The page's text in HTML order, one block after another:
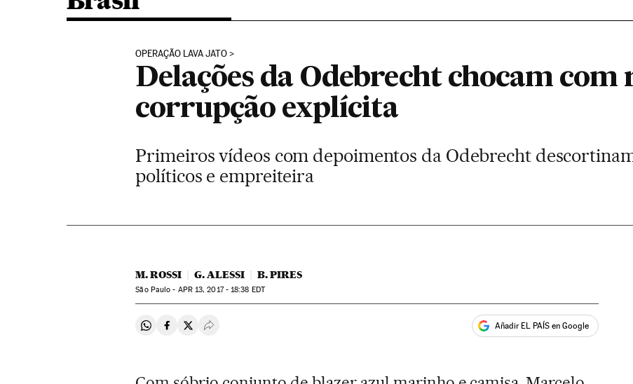
OPERAÇÃO LAVA JATO
Delações da Odebrecht chocam com
corrupção explícita
Primeiros vídeos com depoimentos da Odebrecht
políticos e empreiteira
M. ROSSI G. ALESSI B. PIRES
São Paulo - APR13, 2017 - 18:38 EDT
Compartir en Whatsapp
Compartir en Facebook
Compartir en Twitter
Desplegar Redes Sociales Añadir EL PAÍS en Google